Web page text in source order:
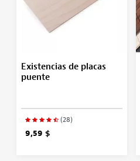
Existencias de placas
puente
(28)
9,59 $